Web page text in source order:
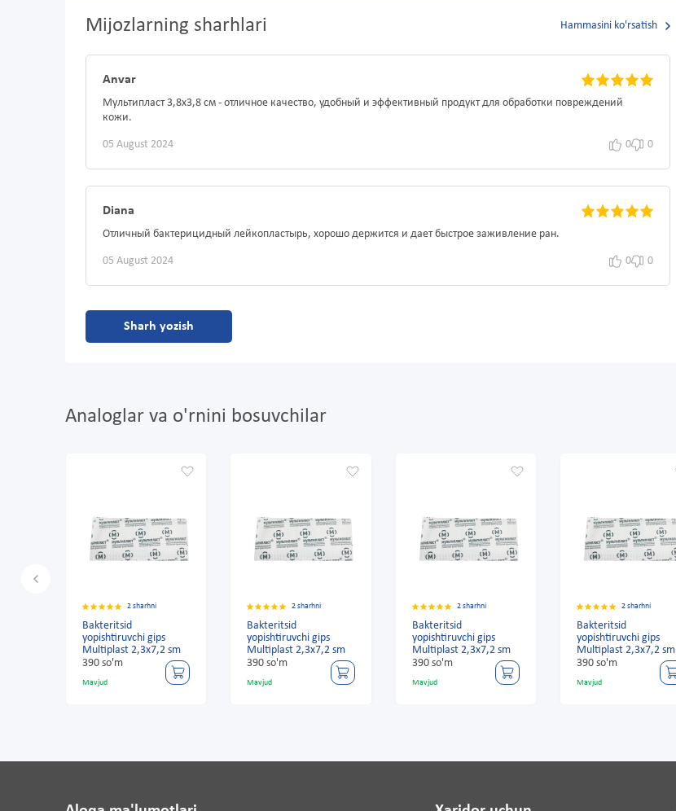
Mijozlarning sharhlari Hammasini ko'rsatish
Anvar
Мультипласт 3,8х3,8 см - отличное качество, удобный и эффективный продукт для обработки повреждений
кожи.
05 August 2024 0 0
Diana
Отличный бактерицидный лейкопластырь, хорошо держится и дает быстрое заживление ран.
05 August 2024 0 0
Sharh yozish
Analoglar va o'rnini bosuvchilar
2 sharhni
Bakteritsid
yopishtiruvchi gips
Multiplast 2,3x7,2 sm
390 so'm
Mavjud
2 sharhni
Bakteritsid
yopishtiruvchi gips
Multiplast 2,3x7,2 sm
390 so'm
Mavjud
2 sharhni
Bakteritsid
yopishtiruvchi gips
Multiplast 2,3x7,2 sm
390 so'm
Mavjud
2 sharhni
Bakteritsid
yopishtiruvchi gips
Multiplast 2,3x7,2 sm
390 so'm
Mavjud